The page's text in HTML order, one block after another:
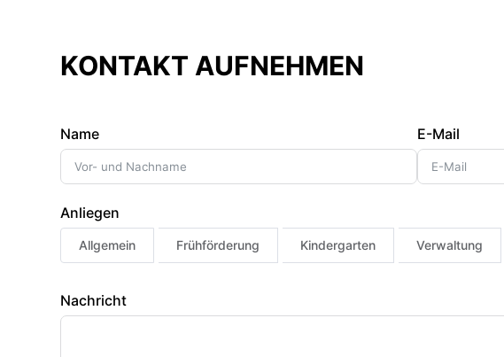
KONTAKT AUFNEHMEN
Name E-Mail
Anliegen
Allgemein Frühförderung Kindergarten Verwaltung
Nachricht